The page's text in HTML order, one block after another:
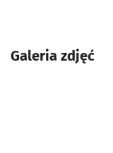
Galeria zdjęć